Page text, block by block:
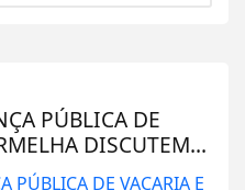
PÚBLICA DE
DISCUTEM...